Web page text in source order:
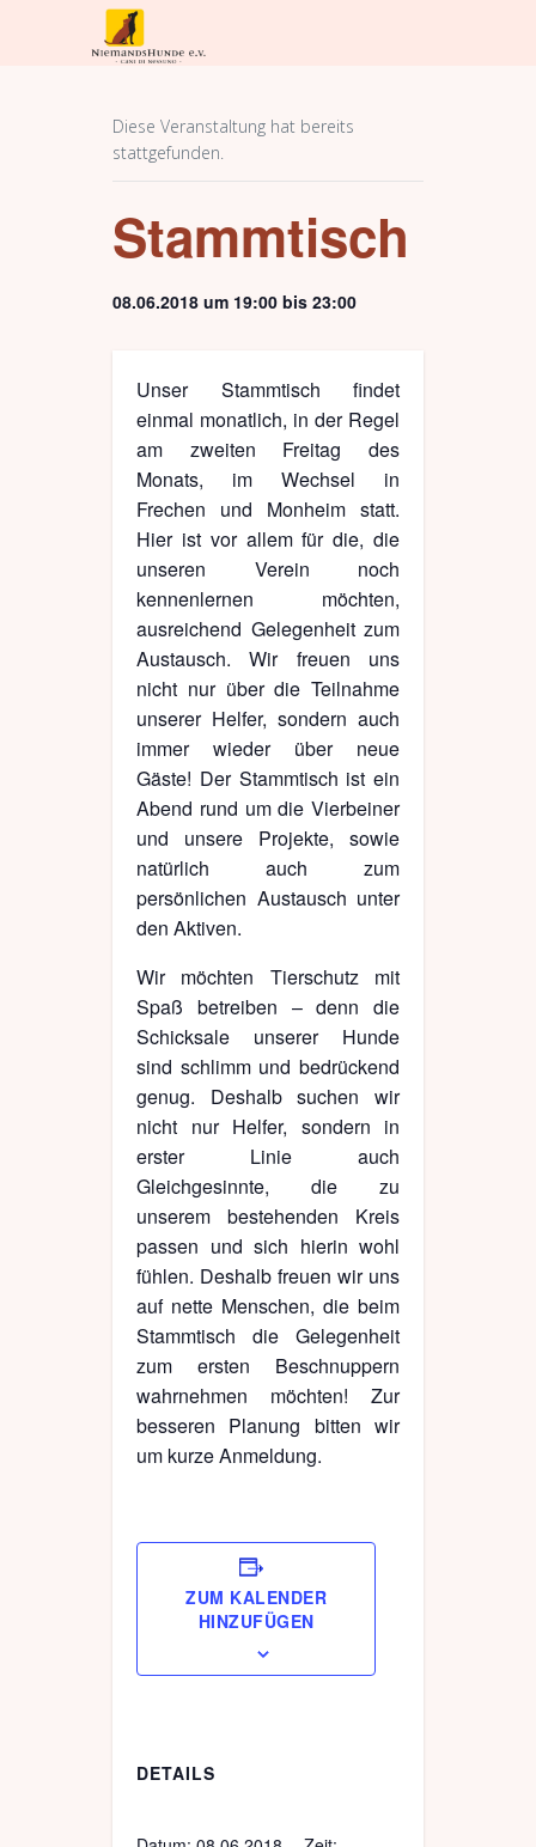
Diese Veranstaltung hat bereits
stattgefunden.
Stammtisch
08.06.2018 um 19:00 bis 23:00
Unser Stammtisch findet
einmal monatlich, in der Regel
am zweiten Freitag des
Monats, im Wechsel in
Frechen und Monheim statt.
Hier ist vor allem für die, die
unseren Verein noch
kennenlernen möchten,
ausreichend Gelegenheit zum
Austausch. Wir freuen uns
nicht nur über die Teilnahme
unserer Helfer, sondern auch
immer wieder über neue
Gäste! Der Stammtisch ist ein
Abend rund um die Vierbeiner
und unsere Projekte, sowie
natürlich auch zum
persönlichen Austausch unter
den Aktiven.
Wir möchten Tierschutz mit
Spaß betreiben – denn die
Schicksale unserer Hunde
sind schlimm und bedrückend
genug. Deshalb suchen wir
nicht nur Helfer, sondern in
erster Linie auch
Gleichgesinnte, die zu
unserem bestehenden Kreis
passen und sich hierin wohl
fühlen. Deshalb freuen wir uns
auf nette Menschen, die beim
Stammtisch die Gelegenheit
zum ersten Beschnuppern
wahrnehmen möchten! Zur
besseren Planung bitten wir
um kurze Anmeldung.
ZUM KALENDER
HINZUFÜGEN
DETAILS